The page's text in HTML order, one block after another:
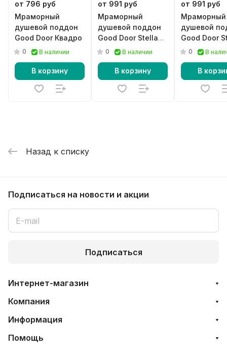
от 796 руб
Мраморный
душевой поддон
Good Door Квадро
0 В наличии
В корзину
от 991 руб
Мраморный
душевой поддон
Good Door Stella
черный
0 В наличии
В корзину
от 991 руб
Мраморный
душевой
Good Door
серый
0 В
В
Назад к списку
Подписаться на новости и акции
Подписаться
Интернет-магазин
Компания
Информация
Помощь